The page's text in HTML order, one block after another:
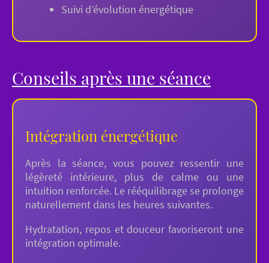
Suivi d’évolution énergétique
Conseils après une séance
Intégration énergétique
Après la séance, vous pouvez ressentir une
légèreté intérieure, plus de calme ou une
intuition renforcée. Le rééquilibrage se prolonge
naturellement dans les heures suivantes.
Hydratation, repos et douceur favoriseront une
intégration optimale.